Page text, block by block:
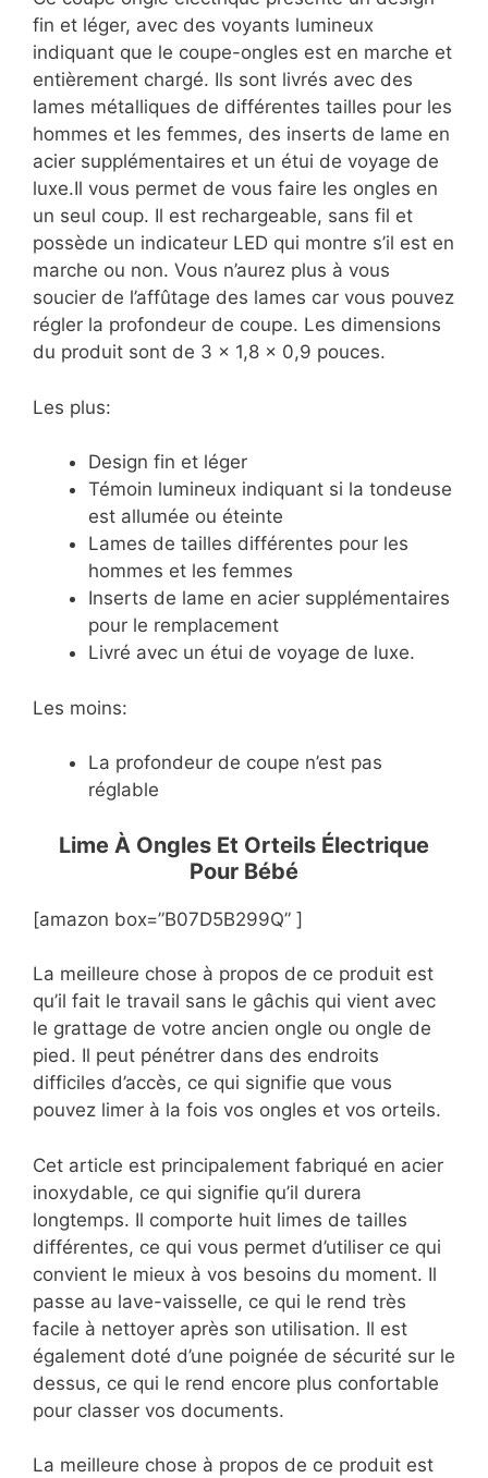
fin et léger, avec des voyants lumineux
indiquant que le coupe-ongles est en marche et
entièrement chargé. Ils sont livrés avec des
lames métalliques de différentes tailles pour les
hommes et les femmes, des inserts de lame en
acier supplémentaires et un étui de voyage de
luxe.Il vous permet de vous faire les ongles en
un seul coup. Il est rechargeable, sans fil et
possède un indicateur LED qui montre s’il est en
marche ou non. Vous n’aurez plus à vous
soucier de l’affûtage des lames car vous pouvez
régler la profondeur de coupe. Les dimensions
du produit sont de 3 x 1,8 x 0,9 pouces.
Les plus:
Design fin et léger
Témoin lumineux indiquant si la tondeuse
est allumée ou éteinte
Lames de tailles différentes pour les
hommes et les femmes
Inserts de lame en acier supplémentaires
pour le remplacement
Livré avec un étui de voyage de luxe.
Les moins:
La profondeur de coupe n’est pas
réglable
Lime À Ongles Et Orteils Électrique
Pour Bébé
[amazon box=”B07D5B299Q” ]
La meilleure chose à propos de ce produit est
qu’il fait le travail sans le gâchis qui vient avec
le grattage de votre ancien ongle ou ongle de
pied. Il peut pénétrer dans des endroits
difficiles d’accès, ce qui signifie que vous
pouvez limer à la fois vos ongles et vos orteils.
Cet article est principalement fabriqué en acier
inoxydable, ce qui signifie qu’il durera
longtemps. Il comporte huit limes de tailles
différentes, ce qui vous permet d’utiliser ce qui
convient le mieux à vos besoins du moment. Il
passe au lave-vaisselle, ce qui le rend très
facile à nettoyer après son utilisation. Il est
également doté d’une poignée de sécurité sur le
dessus, ce qui le rend encore plus confortable
pour classer vos documents.
La meilleure chose à propos de ce produit est